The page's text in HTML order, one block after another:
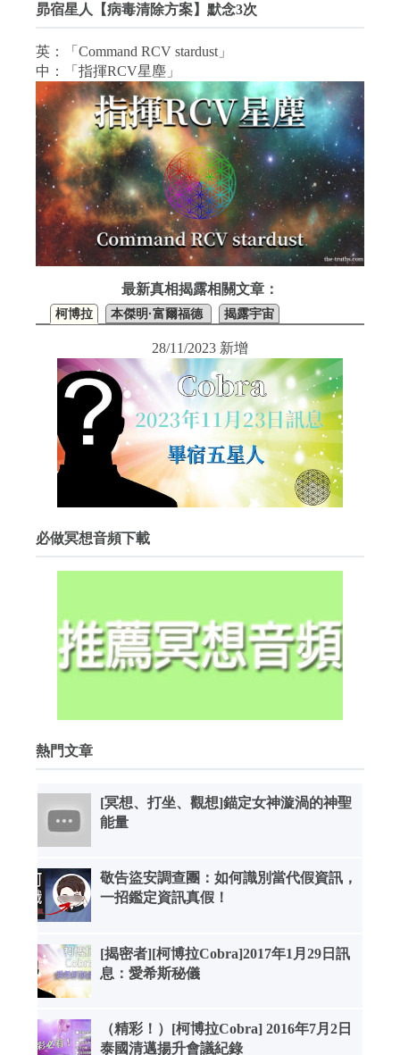
昴宿星人【病毒清除方案】默念3次
英：「Command RCV stardust」
中：「指揮RCV星塵」
最新真相揭露相關文章：
柯博拉 本傑明·富爾福德 揭露宇宙
28/11/2023 新增
必做冥想音頻下載
熱門文章
[冥想、打坐、觀想]錨定女神漩渦的神聖
能量
敬告盜安調查團：如何識別當代假資訊，
一招鑑定資訊真假！
[揭密者][柯博拉Cobra]2017年1月29日訊
息：愛希斯秘儀
（精彩！）[柯博拉Cobra] 2016年7月2日
泰國清邁揚升會議紀錄